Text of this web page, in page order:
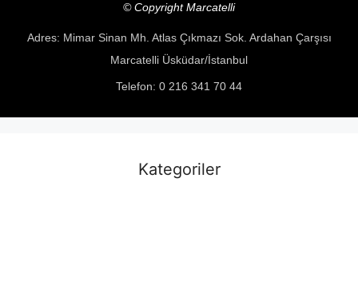
© Copyright Marcatelli
Adres: Mimar Sinan Mh. Atlas Çıkmazı Sok. Ardahan Çarşısı
Marcatelli Üsküdar/İstanbul
Telefon: 0 216 341 70 44
Kategoriler